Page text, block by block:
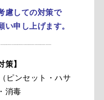
慮しての対策で
申し上げます。
策】
ピンセット・ハサ
消毒